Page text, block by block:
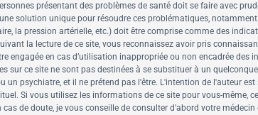
présentant des problèmes de santé doit se faire avec
solution unique pour résoudre ces problématiques, notamment
la pression artérielle, etc.) doit être comprise comme des
la lecture de ce site, vous reconnaissez avoir pris
engagée en cas d’utilisation inappropriée ou non encadrée des
sur ce site ne sont pas destinées à se substituer à un
un psychiatre, et il ne prétend pas l'être. L'intention de l'auteur
Si vous utilisez les informations de ce site pour vous-même,
cas de doute, je vous conseille de consulter d'abord votre